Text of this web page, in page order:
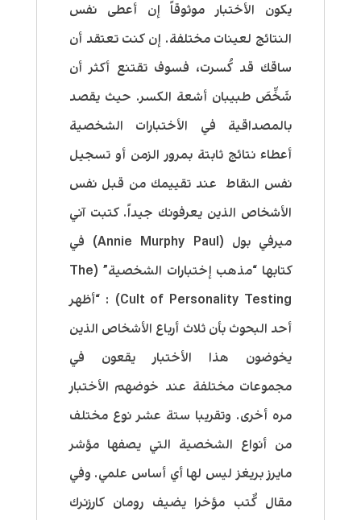
يكون الأختبار موثوقاً إن أعطى نفس
النتائج لعينات مختلفة. إن كنت تعتقد أن
ساقك قد كُسرت، فسوف تقتنع أكثر أن
شَخَّصَ طبيبان أشعة الكسر. حيثيقصد
بالمصداقية في الأختبارات الشخصية
أعطاء نتائج ثابتة بمرور الزمن أو تسجيل
نفس النقاط عند تقييمك من قبل نفس
الأشخاص الذين يعرفونك جيداً. كتبت آني
ميرفي بول (Annie Murphy Paul) في
كتابها “مذهب إختبارات الشخصية” (The
Cult of Personality Testing) : “
أظهر
أحد البحوث بأن ثلاث أرباع الأشخاص الذين
يخوضون هذا الأختبار يقعون في
مجموعات مختلفة عند خوضهم الأختبار
مره أخرى. وتقريبا ستة عشر نوع مختلف
من أنواع الشخصية التي يصفها مؤشر
مايرز بريغز ليس لها أي أساس علمي. وفي
مقال كٌتب مؤخرا يضيف رومان كارزنرك